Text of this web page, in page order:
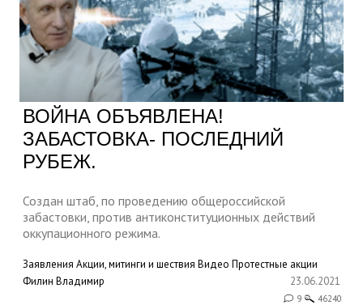
ВОЙНА ОБЪЯВЛЕНА!
ЗАБАСТОВКА- ПОСЛЕДНИЙ
РУБЕЖ.
Создан штаб, по проведению общероссийской
забастовки, против антиконституционных действий
оккупационного режима.
Заявления Акции, митинги и шествия Видео Протестные акции
Филин Владимир
23.06.2021
9 46240